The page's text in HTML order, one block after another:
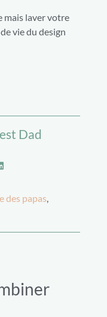
mais laver votre
vie du design
Dad
des papas,